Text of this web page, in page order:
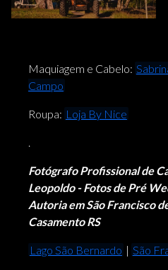
Maquiagem e Cabelo:
Campo
Roupa: Loja By Nice
Fotógrafo Profissional de
Leopoldo - Fotos de Pré
Autoria em São Francisco
Casamento RS
Lago São Bernardo | São